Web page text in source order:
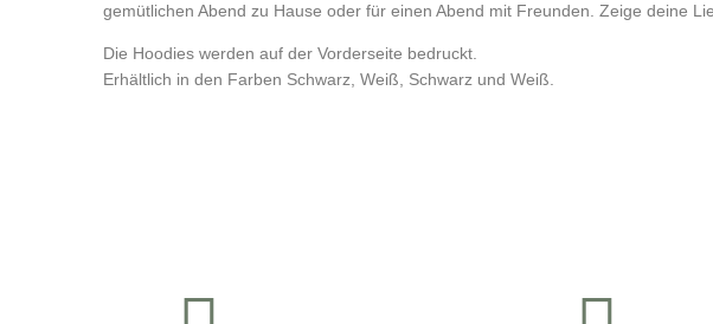
gemütlichen Abend zu Hause oder für einen Abend mit Freunden. Zeige deine
Die Hoodies werden auf der Vorderseite bedruckt.
Erhältlich in den Farben Schwarz, Weiß, Schwarz und Weiß.